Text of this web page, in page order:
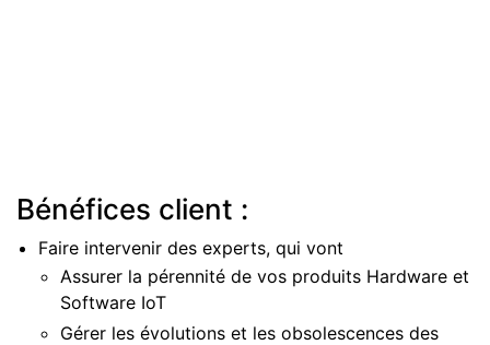
Bénéfices client :
Faire intervenir des experts, qui vont
Assurer la pérennité de vos produits Hardware et
Software IoT
Gérer les évolutions et les obsolescences des